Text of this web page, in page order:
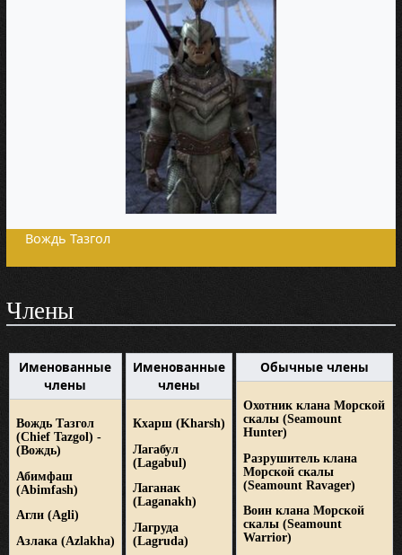
Вождь Тазгол
Члены
Именованные
члены
Вождь Тазгол
(Chief Tazgol) -
(Вождь)
Абимфаш
(Abimfash)
Агли(Agli)
Азлака(Azlakha)
Именованные
члены
Кхарш(Kharsh)
Лагабул
(Lagabul)
Лаганак
(Laganakh)
Лагруда
(Lagruda)
Обычные члены
Охотник клана Морской
скалы(Seamount
Hunter)
Разрушитель клана
Морской скалы
(Seamount Ravager)
Воин клана Морской
скалы(Seamount
Warrior)